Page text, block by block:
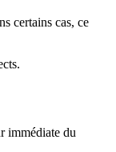
certains cas, ce
immédiate du